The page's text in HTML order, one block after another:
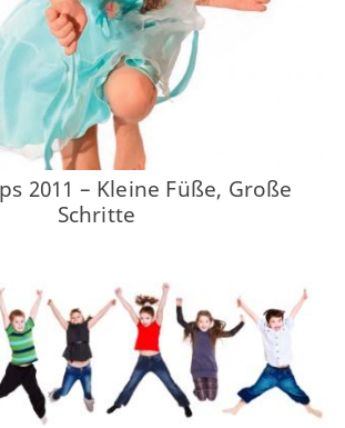
2011 – Kleine Füße, Große
Schritte